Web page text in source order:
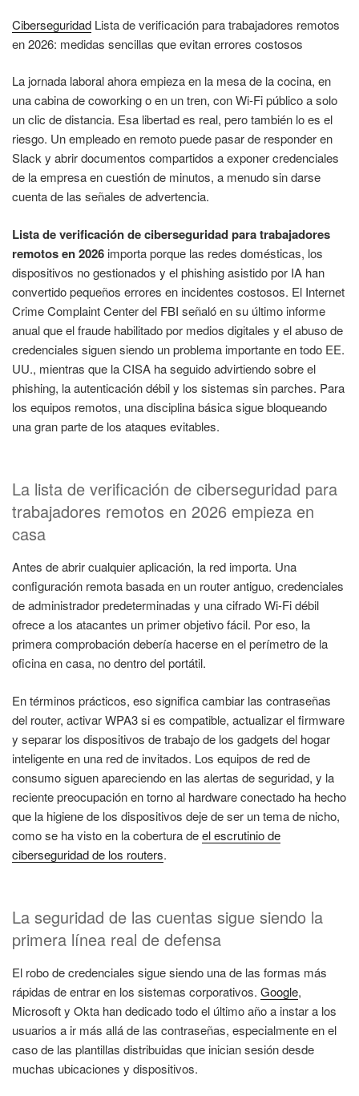
Ciberseguridad Lista de verificación para trabajadores remotos
en 2026: medidas sencillas que evitan errores costosos
La jornada laboral ahora empieza en la mesa de la cocina, en
una cabina de coworking o en un tren, con Wi‑Fi público a solo
un clic de distancia. Esa libertad es real, pero también lo es el
riesgo. Un empleado en remoto puede pasar de responder en
Slack y abrir documentos compartidos a exponer credenciales
de la empresa en cuestión de minutos, a menudo sin darse
cuenta de las señales de advertencia.
Lista de verificación de ciberseguridad para trabajadores
remotos en 2026 importa porque las redes domésticas, los
dispositivos no gestionados y el phishing asistido por IA han
convertido pequeños errores en incidentes costosos. El Internet
Crime Complaint Center del FBI señaló en su último informe
anual que el fraude habilitado por medios digitales y el abuso de
credenciales siguen siendo un problema importante en todo EE.
UU., mientras que la CISA ha seguido advirtiendo sobre el
phishing, la autenticación débil y los sistemas sin parches. Para
los equipos remotos, una disciplina básica sigue bloqueando
una gran parte de los ataques evitables.
La lista de verificación de ciberseguridad para
trabajadores remotos en 2026 empieza en
casa
Antes de abrir cualquier aplicación, la red importa. Una
configuración remota basada en un router antiguo, credenciales
de administrador predeterminadas y una cifrado Wi‑Fi débil
ofrece a los atacantes un primer objetivo fácil. Por eso, la
primera comprobación debería hacerse en el perímetro de la
oficina en casa, no dentro del portátil.
En términos prácticos, eso significa cambiar las contraseñas
del router, activar WPA3 si es compatible, actualizar el firmware
y separar los dispositivos de trabajo de los gadgets del hogar
inteligente en una red de invitados. Los equipos de red de
consumo siguen apareciendo en las alertas de seguridad, y la
reciente preocupación en torno al hardware conectado ha hecho
que la higiene de los dispositivos deje de ser un tema de nicho,
como se ha visto en la cobertura deel escrutinio de
ciberseguridad de los routers.
La seguridad de las cuentas sigue siendo la
primera línea real de defensa
El robo de credenciales sigue siendo una de las formas más
rápidas de entrar en los sistemas corporativos. Google,
Microsoft y Okta han dedicado todo el último año a instar a los
usuarios a ir más allá de las contraseñas, especialmente en el
caso de las plantillas distribuidas que inician sesión desde
muchas ubicaciones y dispositivos.